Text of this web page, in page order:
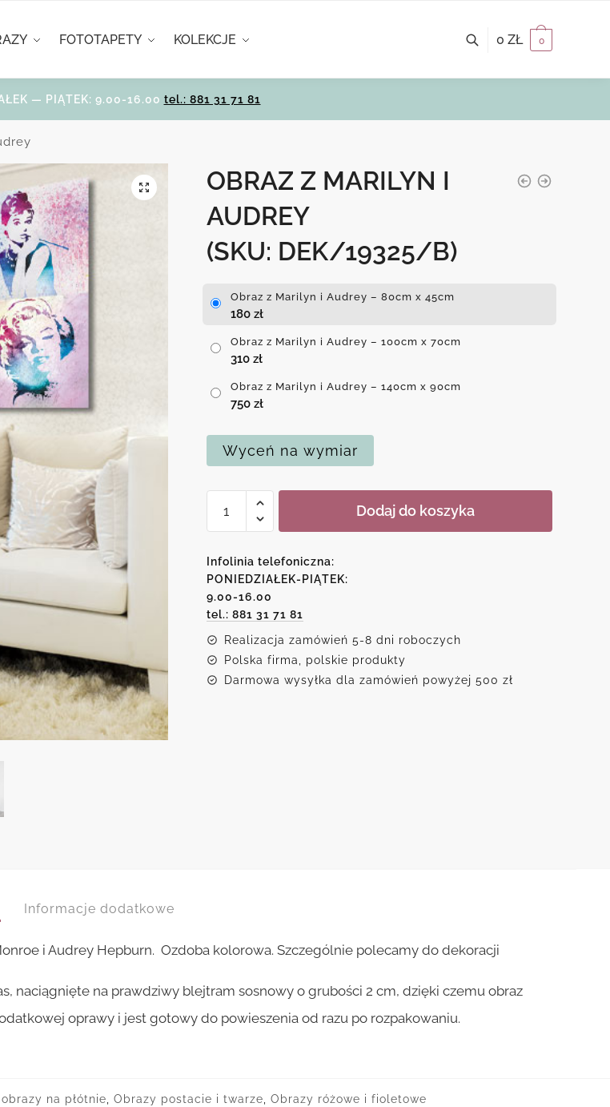
FOTOTAPETY KOLEKCJE 0 ZŁ 0
— PIĄTEK: 9.00-16.00 tel.: 881 31 71 81
OBRAZ Z MARILYN I
AUDREY
(SKU: DEK/19325/B)
Obraz z Marilyn i Audrey – 80cm x 45cm
180 zł
Obraz z Marilyn i Audrey – 100cm x 70cm
310 zł
Obraz z Marilyn i Audrey – 140cm x 90cm
750 zł
Wyceń na wymiar
Obraz
Marilyn
i
Audrey
Dodaj do koszyka
Infolinia telefoniczna:
PONIEDZIAŁEK-PIĄTEK:
9.00-16.00
tel.: 881 31 71 81
Realizacja zamówień 5-8 dni roboczych
Polska firma, polskie produkty
Darmowa wysyłka dla zamówień powyżej 500 zł
Informacje dodatkowe
i Audrey Hepburn. Ozdoba kolorowa. Szczególnie polecamy do dekoracji
naciągnięte na prawdziwy blejtram sosnowy o grubości 2 cm, dzięki czemu obraz
oprawy i jest gotowy do powieszenia od razu po rozpakowaniu.
obrazy na płótnie, Obrazy postacie i twarze, Obrazy różowe i fioletowe